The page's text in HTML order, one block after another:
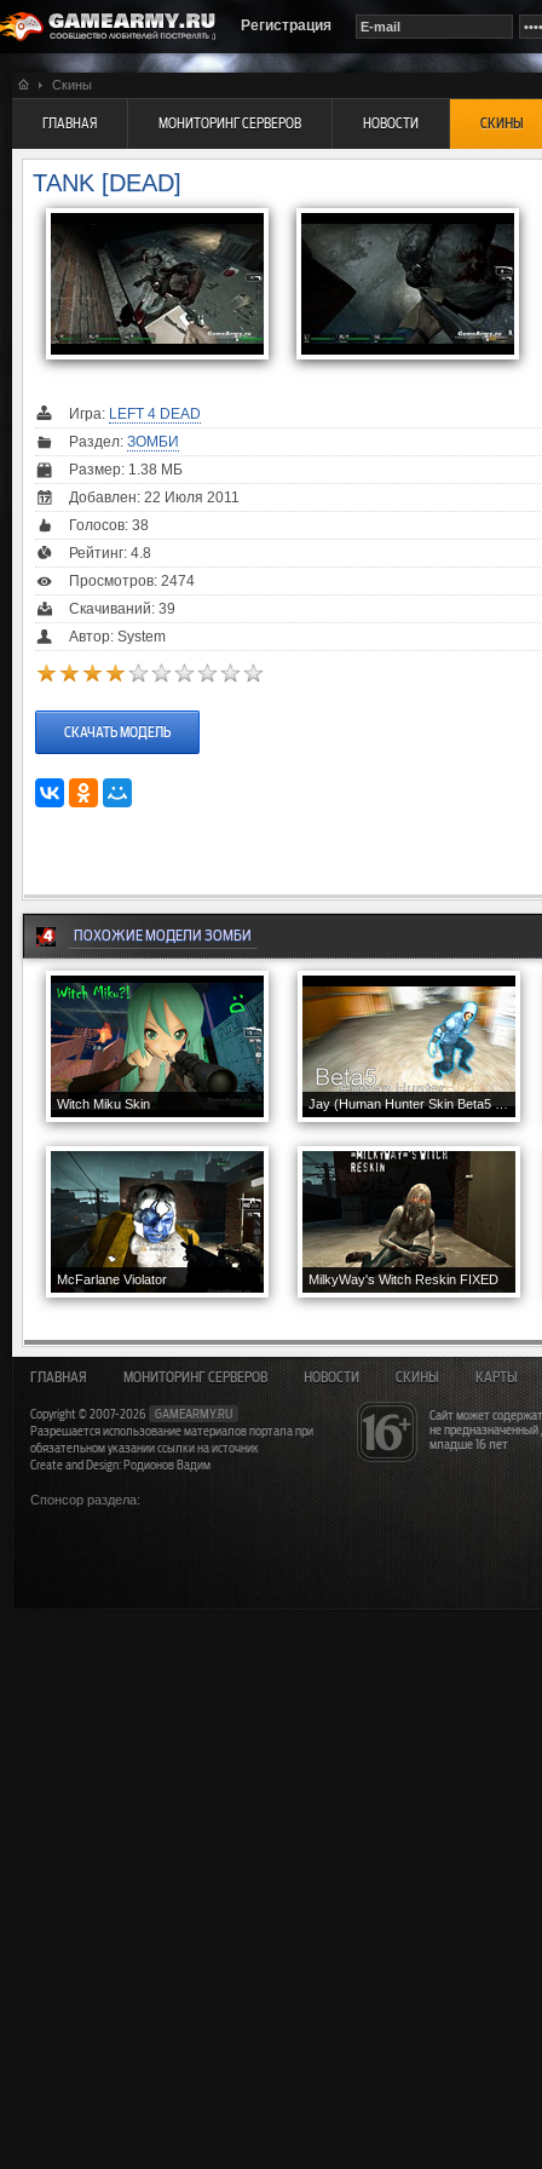
Регистрация
Скины
ГЛАВНАЯ МОНИТОРИНГ СЕРВЕРОВ НОВОСТИ СКИНЫ
TANK [DEAD]
Игра: LEFT 4 DEAD
Раздел: ЗОМБИ
Размер: 1.38 МБ
Добавлен: 22 Июля 2011
Голосов: 38
Рейтинг: 4.8
Просмотров: 2474
Скачиваний: 39
Автор: System
СКАЧАТЬ МОДЕЛЬ
ПОХОЖИЕ МОДЕЛИ ЗОМБИ
Witch Miku Skin Jay (Human Hunter Skin Beta5 Version)
McFarlane Violator MilkyWay's Witch Reskin FIXED
Сайт может
не
младше 16 лет
ГЛАВНАЯ МОНИТОРИНГ СЕРВЕРОВ НОВОСТИ СКИНЫ КАРТЫ
Copyright © 2007-2026
GAMEARMY.RU
Разрешается использование материалов портала при
обязательном указании ссылки на источник
Create and Design: Родионов Вадим
Спонсор раздела: